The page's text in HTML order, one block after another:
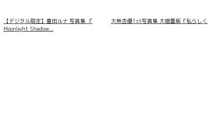
【デジタル限定】豊田ルナ 写真集 『
Moonlight Shadow...
大熊杏優1st写真集 大増量版『私らしく